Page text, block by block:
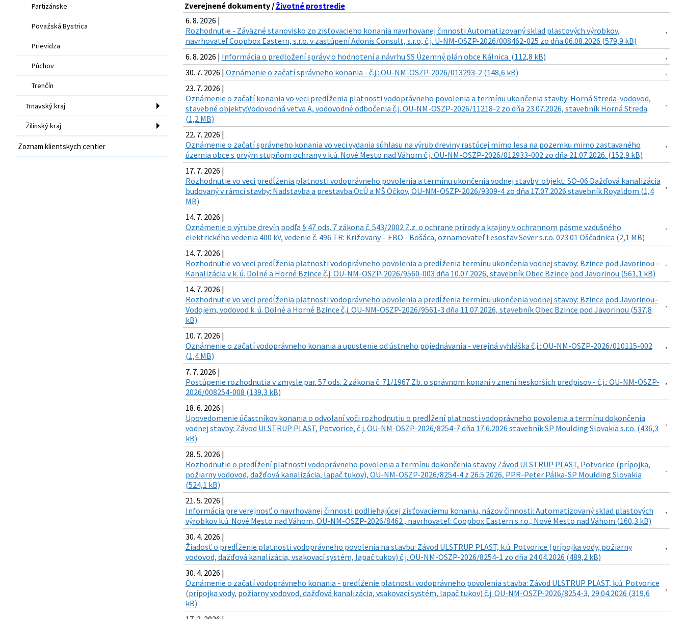
Partizánske
Považská Bystrica
Prievidza
Púchov
Trenčín
Trnavský kraj
Žilinský kraj
Zoznam klientskych centier
Zverejnené dokumenty / Životné prostredie
6. 8. 2026 |
Rozhodnutie - Záväzné stanovisko zo zisťovacieho konania navrhovanej činnosti Automatizovaný sklad plastových výrobkov,
navrhovateľ Coopbox Eastern, s.r.o. v zastúpení Adonis Consult, s.r.o, č.j. U-NM-OSZP-2026/008462-025 zo dňa 06.08.2026 (579,9 kB)
6. 8. 2026 | Informácia o predložení správy o hodnotení a návrhu SS Územný plán obce Kálnica. (112,8 kB)
30. 7. 2026 | Oznámenie o začatí správneho konania - č.j.: OU-NM-OSZP-2026/013293-2 (148,6 kB)
23. 7. 2026 |
Oznámenie o začatí konania vo veci predĺženia platnosti vodoprávneho povolenia a termínu ukončenia stavby: Horná Streda-vodovod,
stavebné objekty:Vodovodná vetva A, vodovodné odbočenia č.j. OU-NM-OSZP-2026/11218-2 zo dňa 23.07.2026, stavebník Horná Streda
(1,2 MB)
22. 7. 2026 |
Oznámenie o začatí správneho konania vo veci vydania súhlasu na výrub dreviny rastúcej mimo lesa na pozemku mimo zastavaného
územia obce s prvým stupňom ochrany v k.ú. Nové Mesto nad Váhom č.j. OU-NM-OSZP-2026/012933-002 zo dňa 21.07.2026. (152,9 kB)
17. 7. 2026 |
Rozhodnutie vo veci predĺženia platnosti vodoprávneho povolenia a termínu ukončenia vodnej stavby: objekt: SO-06 Dažďová kanalizácia
budovaný v rámci stavby: Nadstavba a prestavba OcÚ a MŠ Očkov, OU-NM-OSZP-2026/9309-4 zo dňa 17.07.2026 stavebník Royaldom (1,4
MB)
14. 7. 2026 |
Oznámenie o výrube drevín podľa § 47 ods. 7 zákona č. 543/2002 Z.z. o ochrane prírody a krajiny v ochrannom pásme vzdušného
elektrického vedenia 400 kV, vedenie č. 496 TR: Križovany – EBO - Bošáca, oznamovateľ Lesostav Sever s.r.o. 023 01 Oščadnica (2,1 MB)
14. 7. 2026 |
Rozhodnutie vo veci predĺženia platnosti vodoprávneho povolenia a predĺženia termínu ukončenia vodnej stavby: Bzince pod Javorinou –
Kanalizácia v k. ú. Dolné a Horné Bzince č.j. OU-NM-OSZP-2026/9560-003 dňa 10.07.2026, stavebník Obec Bzince pod Javorinou (561,1 kB)
14. 7. 2026 |
Rozhodnutie vo veci predĺženia platnosti vodoprávneho povolenia a predĺženia termínu ukončenia vodnej stavby: Bzince pod Javorinou–
Vodojem, vodovod k. ú. Dolné a Horné Bzince č.j. OU-NM-OSZP-2026/9561-3 dňa 11.07.2026, stavebník Obec Bzince pod Javorinou (537,8
kB)
10. 7. 2026 |
Oznámenie o začatí vodoprávneho konania a upustenie od ústneho pojednávania - verejná vyhláška č.j.: OU-NM-OSZP-2026/010115-002
(1,4 MB)
7. 7. 2026 |
Postúpenie rozhodnutia v zmysle par. 57 ods. 2 zákona č. 71/1967 Zb. o správnom konaní v znení neskorších predpisov - č.j.: OU-NM-OSZP-
2026/008254-008 (139,3 kB)
18. 6. 2026 |
Upovedomenie účastníkov konania o odvolaní voči rozhodnutiu o predĺžení platnosti vodoprávneho povolenia a termínu dokončenia
vodnej stavby: Závod ULSTRUP PLAST, Potvorice, č.j. OU-NM-OSZP-2026/8254-7 dňa 17.6.2026 stavebník SP Moulding Slovakia s.r.o. (436,3
kB)
28. 5. 2026 |
Rozhodnutie o predĺžení platnosti vodoprávneho povolenia a termínu dokončenia stavby Závod ULSTRUP PLAST, Potvorice (prípojka,
požiarny vodovod, dažďová kanalizácia, lapač tukov), OU-NM-OSZP-2026/8254-4 z 26.5.2026, PPR-Peter Pálka-SP Moulding Slovakia
(524,1 kB)
21. 5. 2026 |
Informácia pre verejnosť o navrhovanej činnosti podliehajúcej zisťovaciemu konaniu, názov činnosti: Automatizovaný sklad plastových
výrobkov k.ú. Nové Mesto nad Váhom, OU-NM-OSZP-2026/8462 , navrhovateľ: Coopbox Eastern s.r.o., Nové Mesto nad Váhom (160,3 kB)
30. 4. 2026 |
Žiadosť o predĺženie platnosti vodoprávneho povolenia na stavbu: Závod ULSTRUP PLAST, k.ú. Potvorice (prípojka vody, požiarny
vodovod, dažďová kanalizácia, vsakovací systém, lapač tukov) č.j. OU-NM-OSZP-2026/8254-1 zo dňa 24.04.2026 (489,2 kB)
30. 4. 2026 |
Oznámenie o začatí vodoprávneho konania - predĺženie platnosti vodoprávneho povolenia stavba: Závod ULSTRUP PLAST, k.ú. Potvorice
(prípojka vody, požiarny vodovod, dažďová kanalizácia, vsakovací systém, lapač tukov) č.j. OU-NM-OSZP-2026/8254-3, 29.04.2026 (319,6
kB)